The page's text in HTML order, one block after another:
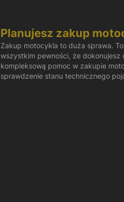
Planujesz zakup
Zakup motocykla to duża sprawa.
wszystkim pewności, że dokonujesz
kompleksową pomoc w zakupie
sprawdzenie stanu technicznego